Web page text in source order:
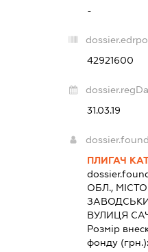
-
42921600
31.03.19
ПЛИГАЧ
ОБЛ.,
ВУЛИЦЯ
Розмір
фонду (грн.):